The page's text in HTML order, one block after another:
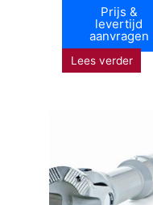
Prijs &
levertijd
aanvragen
Lees verder